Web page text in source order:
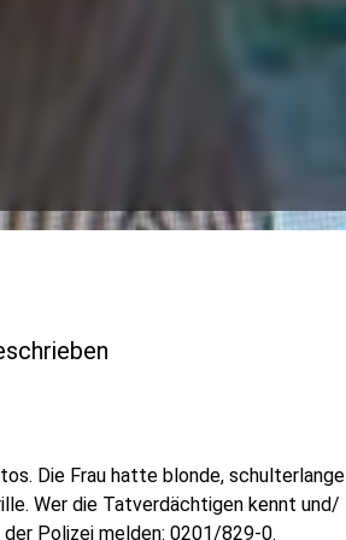
Die Frau hatte blonde, schulterlange
Wer die Tatverdächtigen kennt und/
Polizei melden: 0201/829-0.